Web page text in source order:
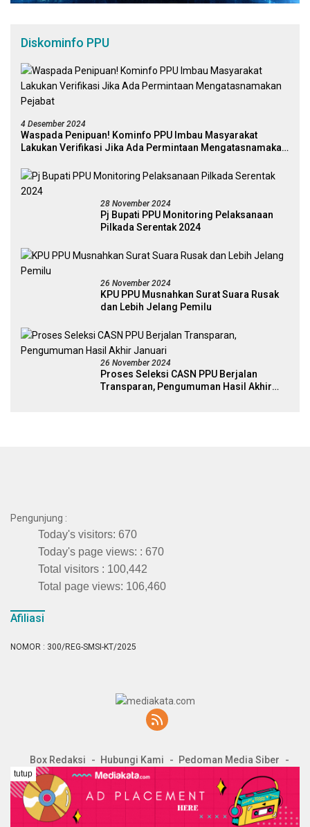
Diskominfo PPU
4 Desember 2024
Waspada Penipuan! Kominfo PPU Imbau Masyarakat
Lakukan Verifikasi Jika Ada Permintaan Mengatasnamakan
28 November 2024
Pj Bupati PPU Monitoring Pelaksanaan
Pilkada Serentak 2024
26 November 2024
KPU PPU Musnahkan Surat Suara Rusak
dan Lebih Jelang Pemilu
26 November 2024
Proses Seleksi CASN PPU Berjalan
Transparan, Pengumuman Hasil Akhir
Pengunjung :
Today's visitors: 670
Today's page views: : 670
Total visitors : 100,442
Total page views: 106,460
Afiliasi
NOMOR : 300/REG-SMSI-KT/2025
Box Redaksi Hubungi Kami
Pedoman Media Siber
Kode Etik Junalistik
2026 @Publisher Company PT. CKN
tutup